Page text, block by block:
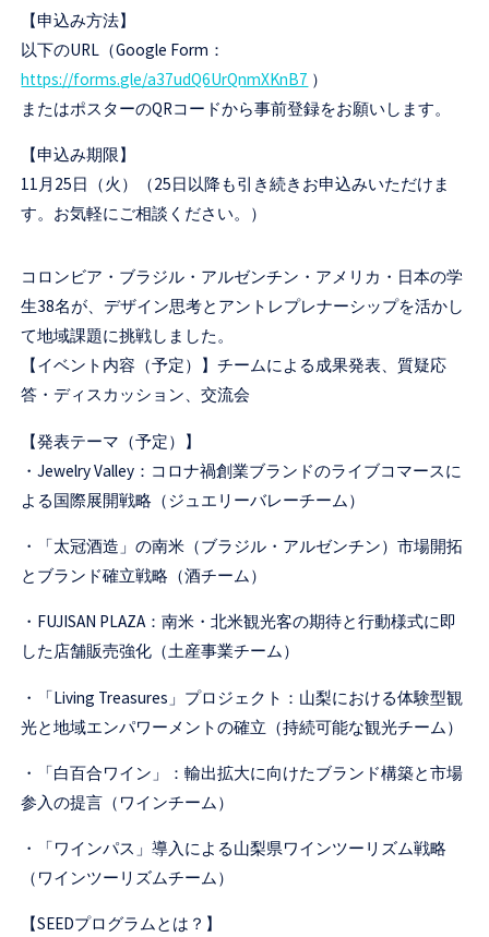
【申込み方法】
以下のURL（Google Form：
https://forms.gle/a37udQ6UrQnmXKnB7 ）
またはポスターのQRコードから事前登録をお願いします。
【申込み期限】
11月25日（火）（25日以降も引き続きお申込みいただけま
す。お気軽にご相談ください。）
コロンビア・ブラジル・アルゼンチン・アメリカ・日本の学
生38名が、デザイン思考とアントレプレナーシップを活かし
て地域課題に挑戦しました。
【イベント内容（予定）】チームによる成果発表、質疑応
答・ディスカッション、交流会
【発表テーマ（予定）】
・Jewelry Valley：コロナ禍創業ブランドのライブコマースに
よる国際展開戦略（ジュエリーバレーチーム）
・「太冠酒造」の南米（ブラジル・アルゼンチン）市場開拓
とブランド確立戦略（酒チーム）
・FUJISAN PLAZA：南米・北米観光客の期待と行動様式に即
した店舗販売強化（土産事業チーム）
・「Living Treasures」プロジェクト：山梨における体験型観
光と地域エンパワーメントの確立（持続可能な観光チーム）
・「白百合ワイン」：輸出拡大に向けたブランド構築と市場
参入の提言（ワインチーム）
・「ワインパス」導入による山梨県ワインツーリズム戦略
（ワインツーリズムチーム）
【SEEDプログラムとは？】